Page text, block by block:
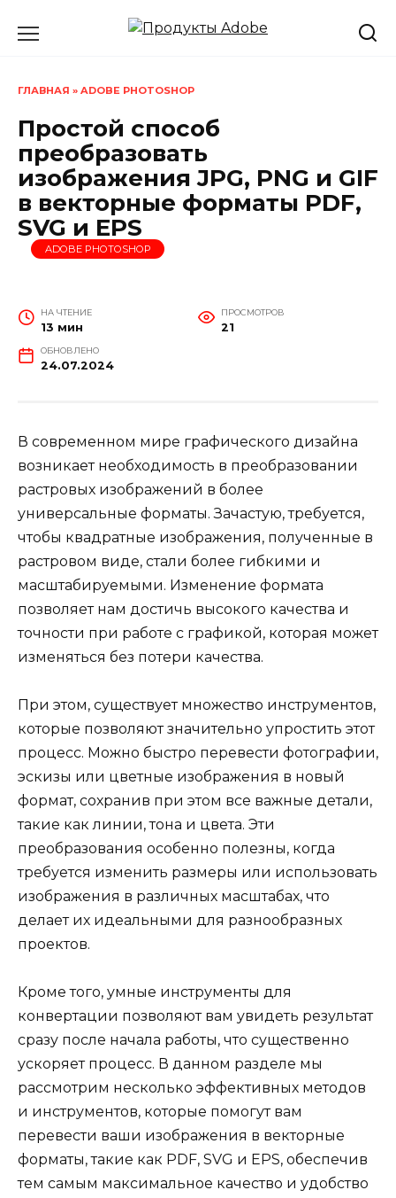
ГЛАВНАЯ » ADOBE PHOTOSHOP
Простой способ
преобразовать
изображения JPG, PNG и GIF
в векторные форматы PDF,
SVG и EPS
ADOBE PHOTOSHOP
НА ЧТЕНИЕ
13 мин
ПРОСМОТРОВ
21
ОБНОВЛЕНО
24.07.2024
В современном мире графического дизайна
возникает необходимость в преобразовании
растровых изображений в более
универсальные форматы. Зачастую, требуется,
чтобы квадратные изображения, полученные в
растровом виде, стали более гибкими и
масштабируемыми. Изменение формата
позволяет нам достичь высокого качества и
точности при работе с графикой, которая может
изменяться без потери качества.
При этом, существует множество инструментов,
которые позволяют значительно упростить этот
процесс. Можно быстро перевести фотографии,
эскизы или цветные изображения в новый
формат, сохранив при этом все важные детали,
такие как линии, тона и цвета. Эти
преобразования особенно полезны, когда
требуется изменить размеры или использовать
изображения в различных масштабах, что
делает их идеальными для разнообразных
проектов.
Кроме того, умные инструменты для
конвертации позволяют вам увидеть результат
сразу после начала работы, что существенно
ускоряет процесс. В данном разделе мы
рассмотрим несколько эффективных методов
и инструментов, которые помогут вам
перевести ваши изображения в векторные
форматы, такие как PDF, SVG и EPS, обеспечив
тем самым максимальное качество и удобство